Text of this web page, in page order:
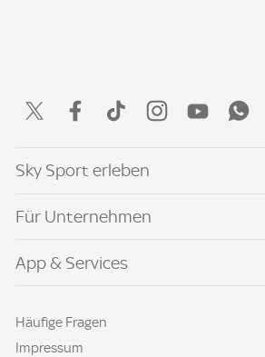
Sky Sport erleben
Für Unternehmen
App & Services
Häufige Fragen
Impressum